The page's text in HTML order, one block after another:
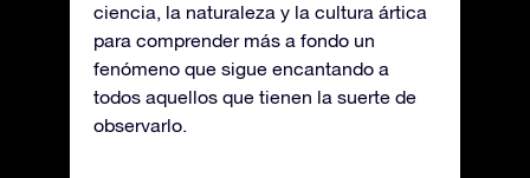
ciencia, la naturaleza y la cultura ártica
para comprender más a fondo un
fenómeno que sigue encantando a
todos aquellos que tienen la suerte de
observarlo.